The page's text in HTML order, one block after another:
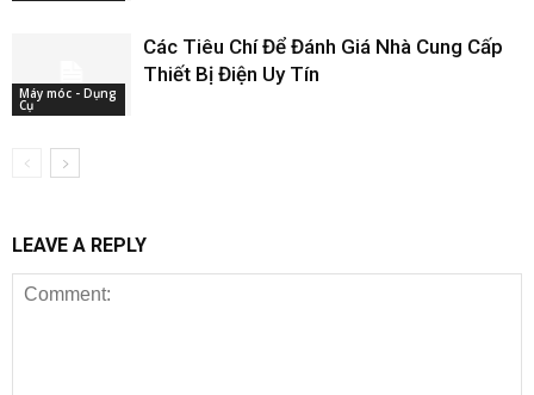
Máy móc - Dụng
Cụ
Các Tiêu Chí Để Đánh Giá Nhà Cung Cấp
Thiết Bị Điện Uy Tín
LEAVE A REPLY